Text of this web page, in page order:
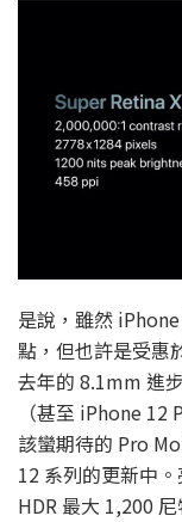
是說，雖然
點，但也許是受惠
去年的 8.1mm 進
（甚至 iPhone
該蠻期待的 Pro
12 系列的更新中
HDR 最大 1,200 尼